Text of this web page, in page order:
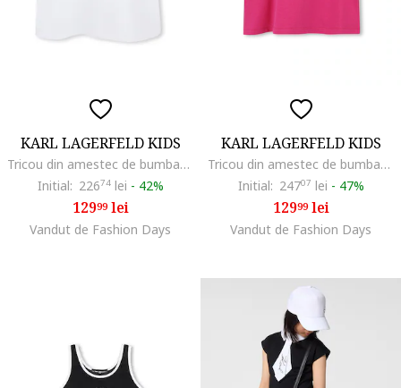
KARL LAGERFELD KIDS
Tricou din amestec de bumbac cu decolteu la baza gatului, Alb optic/Argintiu
Initial: 22674lei - 42%
12999lei
Vandut de Fashion Days
KARL LAGERFELD KIDS
Tricou din amestec de bumbac cu decolteu la baza gatului, Roz aprins
Initial: 24707 lei - 47%
12999lei
Vandut de Fashion Days